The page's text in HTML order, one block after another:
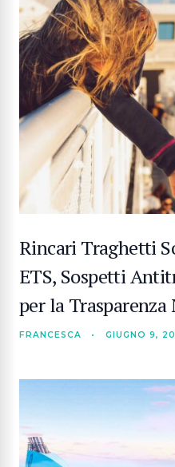
Rincari Traghetti
ETS, Sospetti
per la Trasparenza
FRANCESCA • GIUGNO 9,